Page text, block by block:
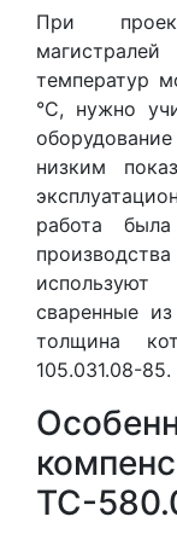
При
температур
°С, нужно
низким
работа
сваренные
толщина
105.031.08-85.
ТС-